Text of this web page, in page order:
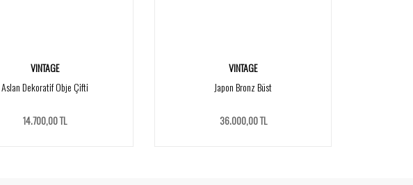
VINTAGE
Aslan Dekoratif Obje Çifti
14.700,00 TL
VINTAGE
Japon Bronz Büst
36.000,00 TL